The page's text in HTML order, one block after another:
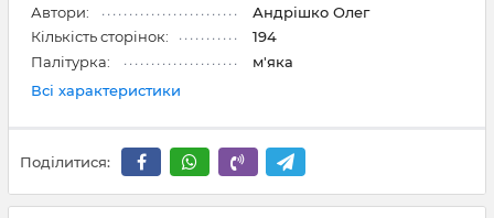
Автори:
Андрішко Олег
Кількість сторінок:
194
Палітурка:
м'яка
Всі характеристики
Поділитися: